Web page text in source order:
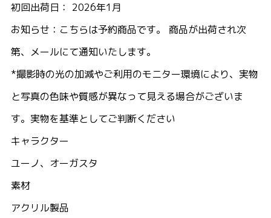
初回出荷日： 2026年1月
お知らせ：こちらは予約商品です。 商品が出荷され次
第、メールにて通知いたします。
*撮影時の光の加減やご利用のモニター環境により、実物
と写真の色味や質感が異なって見える場合がございま
す。実物を基準としてご判断ください
キャラクター
ユーノ、オーガスタ
素材
アクリル製品